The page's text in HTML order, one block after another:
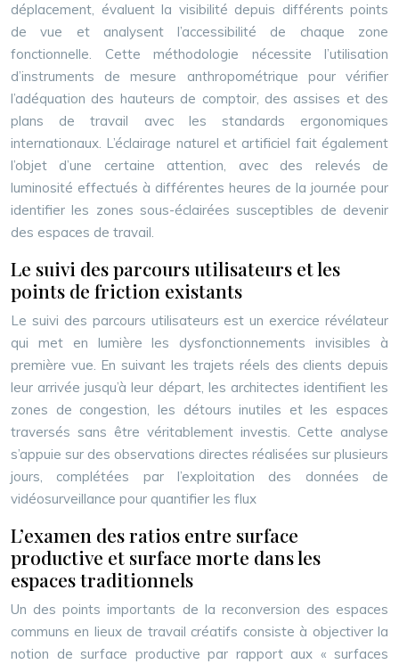
déplacement, évaluent la visibilité depuis différents points
de vue et analysent l’accessibilité de chaque zone
fonctionnelle. Cette méthodologie nécessite l’utilisation
d’instruments de mesure anthropométrique pour vérifier
l’adéquation des hauteurs de comptoir, des assises et des
plans de travail avec les standards ergonomiques
internationaux. L’éclairage naturel et artificiel fait également
l’objet d’une certaine attention, avec des relevés de
luminosité effectués à différentes heures de la journée pour
identifier les zones sous-éclairées susceptibles de devenir
des espaces de travail.
Le suivi des parcours utilisateurs et les
points de friction existants
Le suivi des parcours utilisateurs est un exercice révélateur
qui met en lumière les dysfonctionnements invisibles à
première vue. En suivant les trajets réels des clients depuis
leur arrivée jusqu’à leur départ, les architectes identifient les
zones de congestion, les détours inutiles et les espaces
traversés sans être véritablement investis. Cette analyse
s’appuie sur des observations directes réalisées sur plusieurs
jours, complétées par l’exploitation des données de
vidéosurveillance pour quantifier les flux
L’examen des ratios entre surface
productive et surface morte dans les
espaces traditionnels
Un des points importants de la reconversion des espaces
communs en lieux de travail créatifs consiste à objectiver la
notion de surface productive par rapport aux « surfaces